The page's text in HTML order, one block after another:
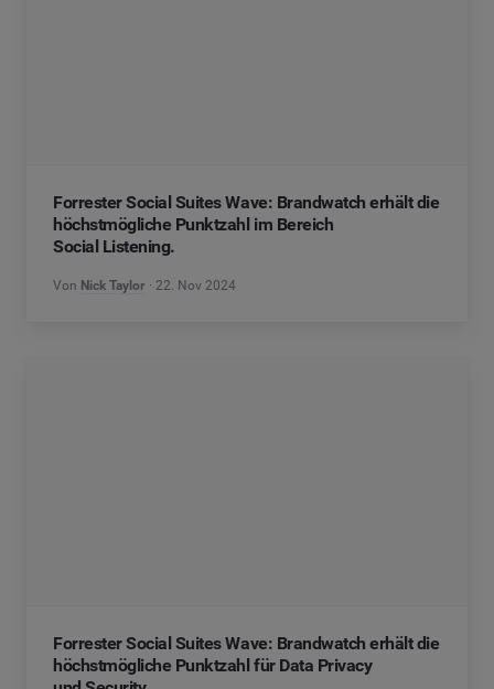
Forrester Social Suites Wave: Brandwatch erhält die
höchstmögliche Punktzahl im Bereich
Social Listening.
Von Nick Taylor 22. Nov 2024
Forrester Social Suites Wave: Brandwatch erhält die
höchstmögliche Punktzahl für Data Privacy